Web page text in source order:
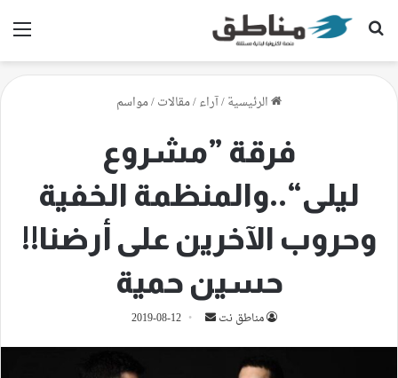
بحث عن
الرئيسية/آراء/مقالات/مواسم
فرقة ”مشروع
ليلى“..والمنظمة الخفية
وحروب الآخرين على أرضنا!!
حسين حمية
مناطق نت
أرسل 2019-08-12